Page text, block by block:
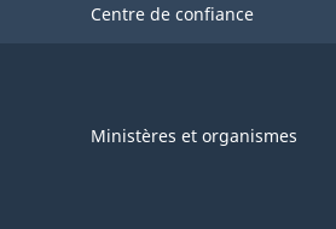
Centre de confiance
Ministères et organismes